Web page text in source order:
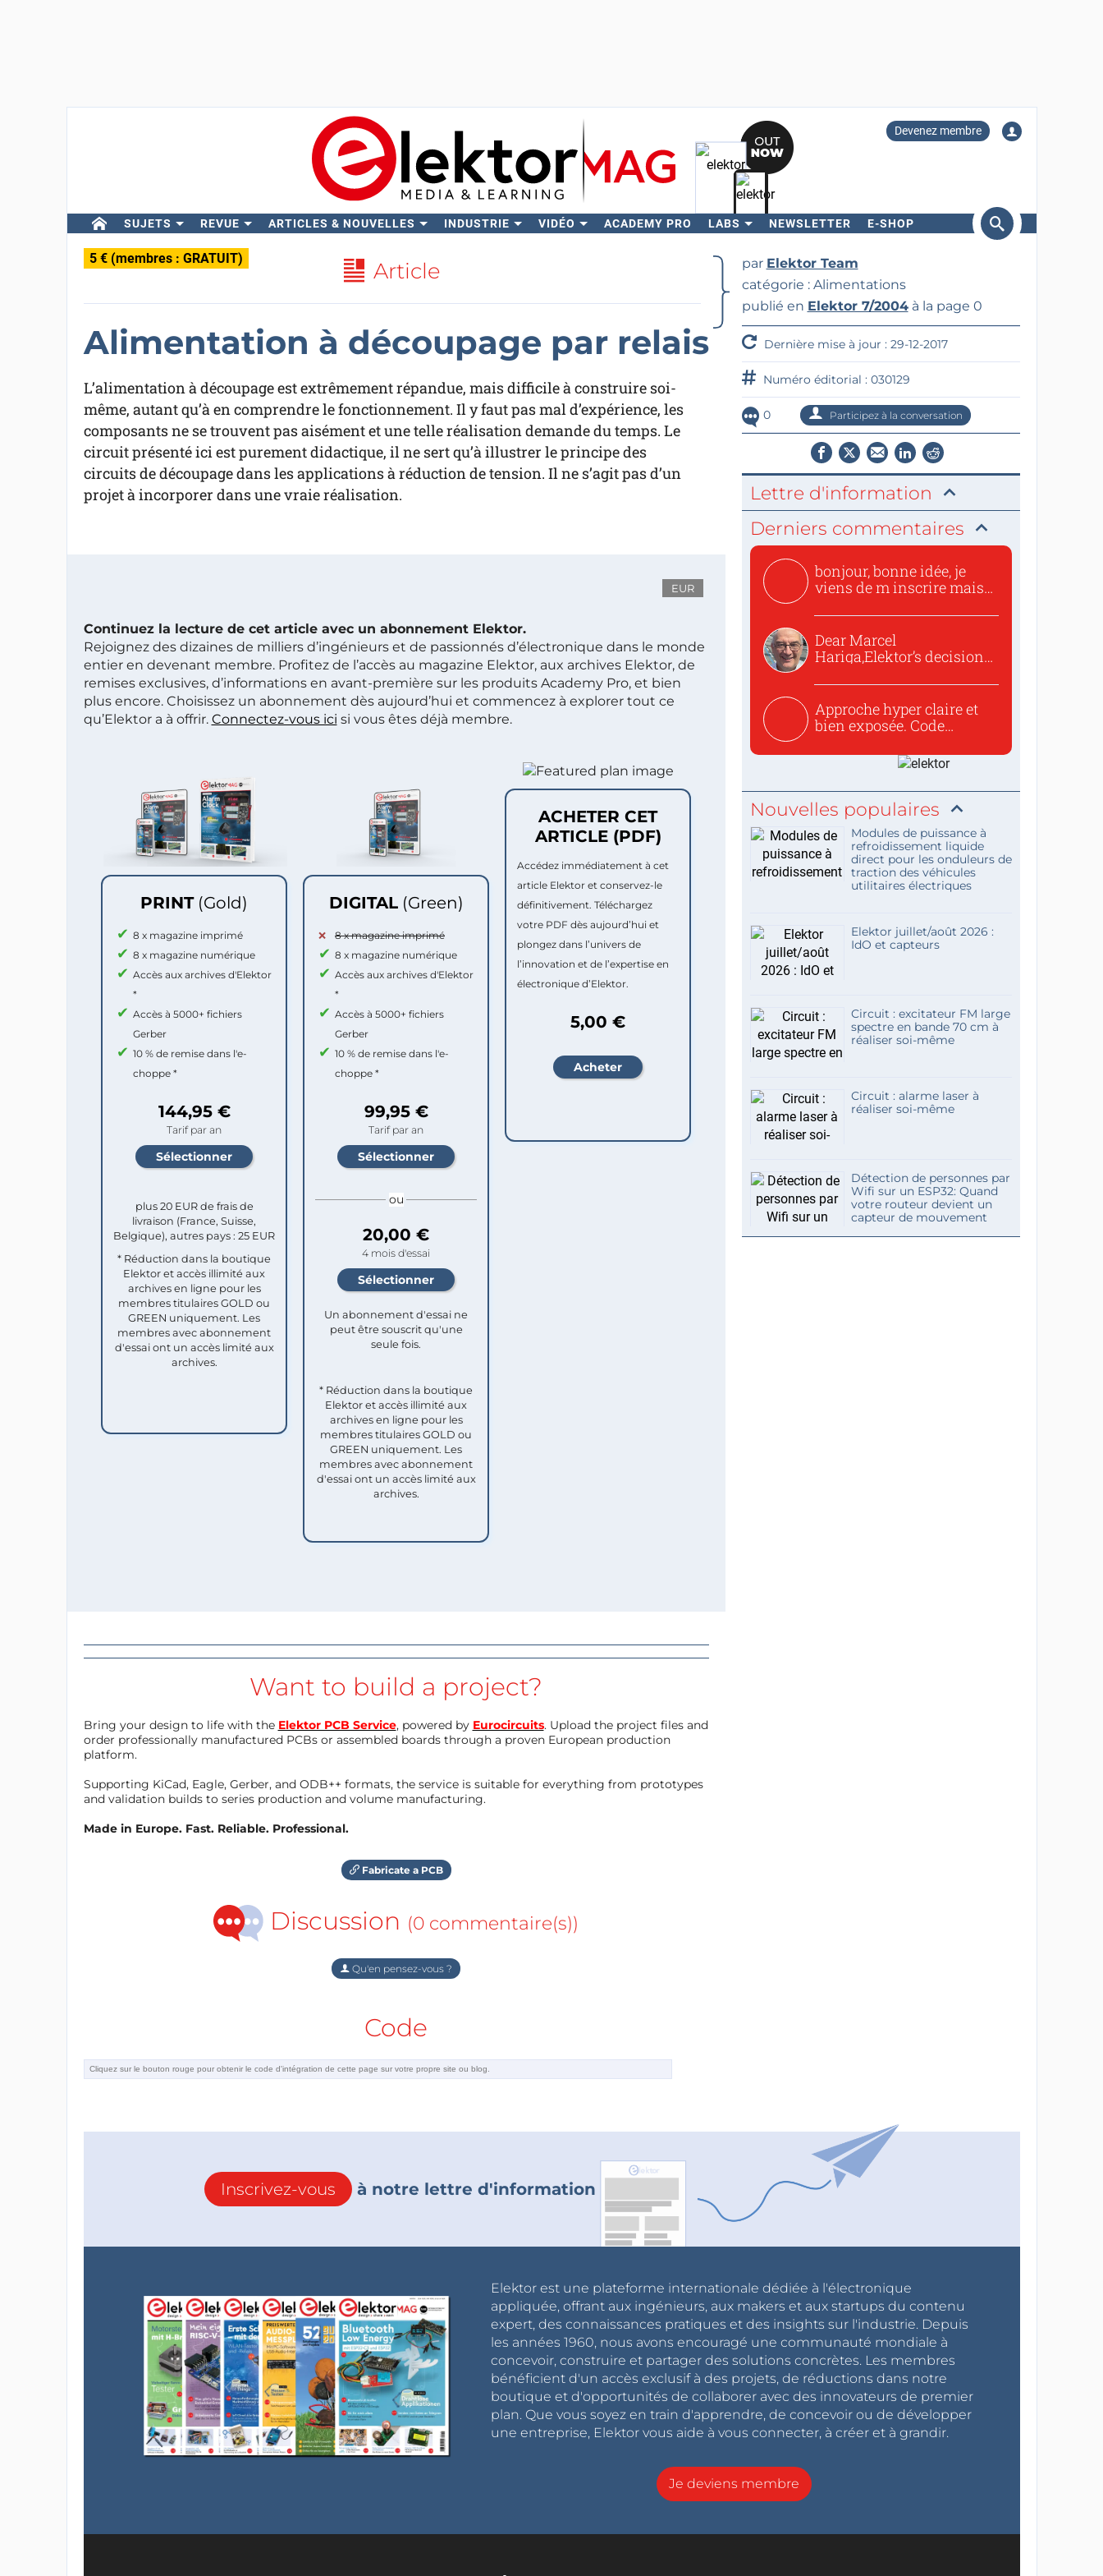
Devenez membre
SUJETS REVUE ARTICLES & NOUVELLES INDUSTRIE VIDÉO ACADEMY PRO LABS NEWSLETTER E-SHOP
Rechercher
5 € (membres : GRATUIT) Article
Alimentation à découpage par relais
L’alimentation à découpage est extrêmement répandue, mais difficile à construire soi-
même, autant qu’à en comprendre le fonctionnement. Il y faut pas mal d’expérience, les
composants ne se trouvent pas aisément et une telle réalisation demande du temps. Le
circuit présenté ici est purement didactique, il ne sert qu’à illustrer le principe des
circuits de découpage dans les applications à réduction de tension. Il ne s’agit pas d’un
projet à incorporer dans une vraie réalisation.
EUR
Continuez la lecture de cet article avec un abonnement Elektor.
Rejoignez des dizaines de milliers d’ingénieurs et de passionnés d’électronique dans le monde
entier en devenant membre. Profitez de l’accès au magazine Elektor, aux archives Elektor, de
remises exclusives, d’informations en avant-première sur les produits Academy Pro, et bien
plus encore. Choisissez un abonnement dès aujourd’hui et commencez à explorer tout ce
qu’Elektor a à offrir. Connectez-vous ici si vous êtes déjà membre.
PRINT (Gold)
8 x magazine imprimé
8 x magazine numérique
Accès aux archives d'Elektor
*
Accès à 5000+ fichiers
Gerber
10 % de remise dans l'e-
choppe *
144,95 €
Tarif par an
plus 20 EUR de frais de
livraison (France, Suisse,
Belgique), autres pays : 25 EUR
* Réduction dans la boutique
Elektor et accès illimité aux
archives en ligne pour les
membres titulaires GOLD ou
GREEN uniquement. Les
membres avec abonnement
d'essai ont un accès limité aux
archives.
DIGITAL (Green)
8 x magazine imprimé
8 x magazine numérique
Accès aux archives d'Elektor
*
Accès à 5000+ fichiers
Gerber
10 % de remise dans l'e-
choppe *
99,95 €
Tarif par an
ou
20,00 €
4 mois d'essai
Un abonnement d'essai ne
peut être souscrit qu'une
seule fois.​
* Réduction dans la boutique
Elektor et accès illimité aux
archives en ligne pour les
membres titulaires GOLD ou
GREEN uniquement. Les
membres avec abonnement
d'essai ont un accès limité aux
archives.
ACHETER CET
ARTICLE (PDF)
Accédez immédiatement à cet
article Elektor et conservez-le
définitivement. Téléchargez
votre PDF dès aujourd’hui et
plongez dans l’univers de
l’innovation et de l’expertise en
électronique d’Elektor.
5,00 €
Want to build a project?
Bring your design to life with the Elektor PCB Service, powered by Eurocircuits. Upload the project files and
order professionally manufactured PCBs or assembled boards through a proven European production
platform.
Supporting KiCad, Eagle, Gerber, and ODB++ formats, the service is suitable for everything from prototypes
and validation builds to series production and volume manufacturing.
Made in Europe. Fast. Reliable. Professional.
Fabricate a PCB
Discussion (0 commentaire(s))
Qu'en pensez-vous ?
Code
par Elektor Team
catégorie : Alimentations
publié en Elektor 7/2004à la page 0
Dernière mise à jour : 29-12-2017
Numéro éditorial : 030129
0 Participez à la conversation
Lettre d'information
Derniers commentaires
bonjour, bonne idée, je
viens de m inscrire mais
Dear Marcel
Hariga,Elektor’s decision
Approche hyper claire et
bien exposée. Code
Nouvelles populaires
Modules de puissance à
refroidissement liquide
direct pour les onduleurs de
traction des véhicules
utilitaires électriques
Elektor juillet/août 2026 :
IdO et capteurs
Circuit : excitateur FM large
spectre en bande 70 cm à
réaliser soi-même
Circuit : alarme laser à
réaliser soi-même
Détection de personnes par
Wifi sur un ESP32: Quand
votre routeur devient un
capteur de mouvement
Inscrivez-vous à notre lettre d'information
Elektor est une plateforme internationale dédiée à l'électronique
appliquée, offrant aux ingénieurs, aux makers et aux startups du contenu
expert, des connaissances pratiques et des insights sur l'industrie. Depuis
les années 1960, nous avons encouragé une communauté mondiale à
concevoir, construire et partager des solutions concrètes. Les membres
bénéficient d'un accès exclusif à des projets, de réductions dans notre
boutique et d'opportunités de collaborer avec des innovateurs de premier
plan. Que vous soyez en train d'apprendre, de concevoir ou de développer
une entreprise, Elektor vous aide à vous connecter, à créer et à grandir.
Je deviens membre